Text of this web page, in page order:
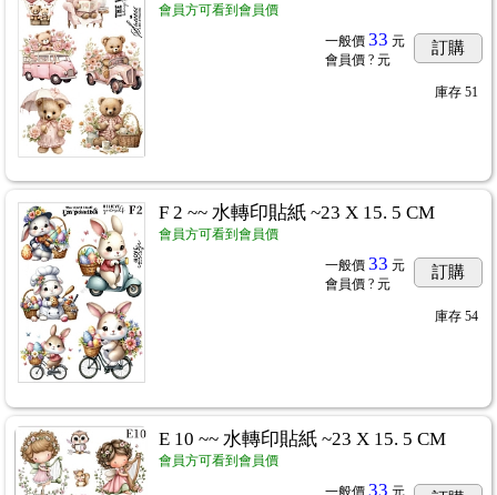
會員方可看到會員價
一般價 33 元
會員價 ? 元
訂購
庫存 51
F 2 ~~ 水轉印貼紙 ~23 X 15. 5 CM
會員方可看到會員價
一般價 33 元
會員價 ? 元
訂購
庫存 54
E 10 ~~ 水轉印貼紙 ~23 X 15. 5 CM
會員方可看到會員價
33